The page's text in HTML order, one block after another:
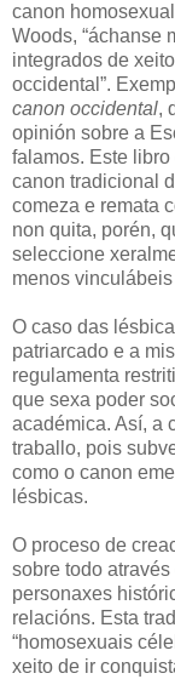
canon
Woods, “áchanse
integrados de
occidental”.
canon occidental,
opinión sobre a
falamos. Este
canon tradicional
comeza e remata
non quita, porén,
seleccione
menos
O caso das
patriarcado e a
regulamenta
que sexa poder
académica. Así, a
traballo, pois
como o canon
lésbicas.
O proceso de
sobre todo
personaxes
relacións. Esta
“homosexuais
xeito de ir